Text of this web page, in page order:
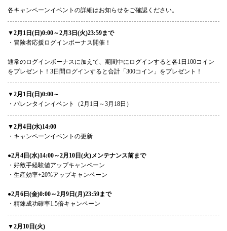
各キャンペーンイベントの詳細はお知らせをご確認ください。
▼2月1日(日)0:00～2月3日(火)23:59まで
・冒険者応援ログインボーナス開催！
通常のログインボーナスに加えて、期間中にログインすると各1日100コイン
をプレゼント！3日間ログインすると合計「300コイン」をプレゼント！
▼2月1日(日)0:00～
・バレンタインイベント（2月1日～3月18日）
▼2月4日(水)14:00
・キャンペーンイベントの更新
●2月4日(水)14:00～2月10日(火)メンテナンス前まで
・好敵手経験値アップキャンペーン
・生産効率+20%アップキャンペーン
●2月6日(金)0:00～2月9日(月)23:59まで
・精錬成功確率1.5倍キャンペーン
▼2月10日(火)